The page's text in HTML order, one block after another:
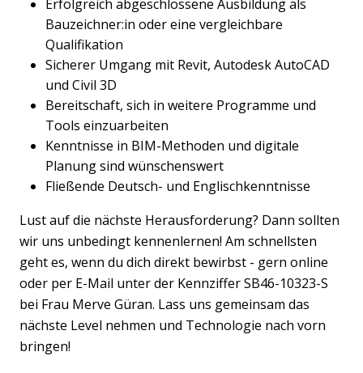
Erfolgreich abgeschlossene Ausbildung als
Bauzeichner:in oder eine vergleichbare
Qualifikation
Sicherer Umgang mit Revit, Autodesk AutoCAD
und Civil 3D
Bereitschaft, sich in weitere Programme und
Tools einzuarbeiten
Kenntnisse in BIM-Methoden und digitale
Planung sind wünschenswert
Fließende Deutsch- und Englischkenntnisse
Lust auf die nächste Herausforderung? Dann sollten
wir uns unbedingt kennenlernen! Am schnellsten
geht es, wenn du dich direkt bewirbst - gern online
oder per E-Mail unter der Kennziffer SB46-10323-S
bei Frau Merve Güran. Lass uns gemeinsam das
nächste Level nehmen und Technologie nach vorn
bringen!